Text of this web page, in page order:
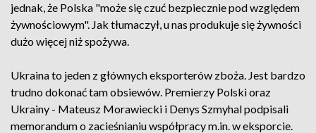
jednak, że Polska "może się czuć bezpiecznie pod względem
żywnościowym". Jak tłumaczył, u nas produkuje się żywności
dużo więcej niż spożywa.
Ukraina to jeden z głównych eksporterów zboża. Jest bardzo
trudno dokonać tam obsiewów. Premierzy Polski oraz
Ukrainy - Mateusz Morawiecki i Denys Szmyhal podpisali
memorandum o zacieśnianiu współpracy m.in. w eksporcie.